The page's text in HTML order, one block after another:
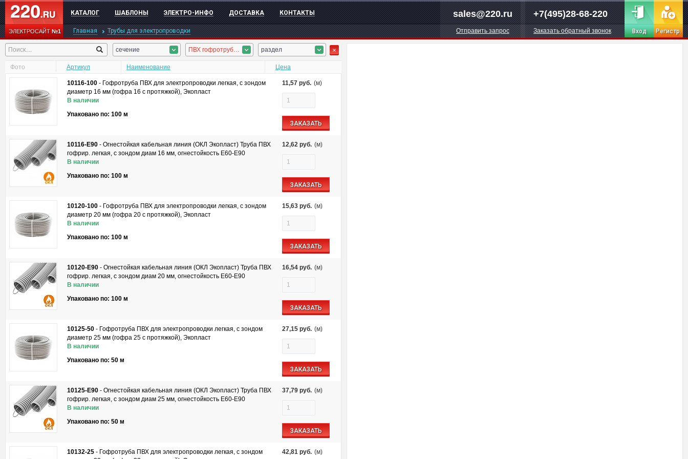
ЭЛЕКТРОСАЙТ№1
КАТАЛОГ ШАБЛОНЫ ЭЛЕКТРО-ИНФО ДОСТАВКА КОНТАКТЫ sales@220.ru
Отправить запрос
+7(495)28-68-220
Заказать обратный звонок Вход Регистр.
Главная Трубы для электропроводки
сечение ПВХ гофротруба, ПВХ труба раздел
Фото Артикул Наименование Цена
10116-100 - Гофротруба ПВХ для электропроводки легкая, с зондом
диаметр 16 мм (гофра 16 с протяжкой), Экопласт
В наличии
Упаковано по: 100 м
11,57 руб. (м)
ЗАКАЗАТЬ
10116-E90 - Огнестойкая кабельная линия (ОКЛ Экопласт) Труба ПВХ
гофрир. легкая, с зондом диам 16 мм, огнестойкость E60-E90
В наличии
Упаковано по: 100 м
12,62 руб. (м)
ЗАКАЗАТЬ
10120-100 - Гофротруба ПВХ для электропроводки легкая, с зондом
диаметр 20 мм (гофра 20 с протяжкой), Экопласт
В наличии
Упаковано по: 100 м
15,63 руб. (м)
ЗАКАЗАТЬ
10120-E90 - Огнестойкая кабельная линия (ОКЛ Экопласт) Труба ПВХ
гофрир. легкая, с зондом диам 20 мм, огнестойкость E60-E90
В наличии
Упаковано по: 100 м
16,54 руб. (м)
ЗАКАЗАТЬ
10125-50 - Гофротруба ПВХ для электропроводки легкая, с зондом
диаметр 25 мм (гофра 25 с протяжкой), Экопласт
В наличии
Упаковано по: 50 м
27,15 руб. (м)
ЗАКАЗАТЬ
10125-E90 - Огнестойкая кабельная линия (ОКЛ Экопласт) Труба ПВХ
гофрир. легкая, с зондом диам 25 мм, огнестойкость E60-E90
В наличии
Упаковано по: 50 м
37,79 руб. (м)
ЗАКАЗАТЬ
10132-25 - Гофротруба ПВХ для электропроводки легкая, с зондом
42,81 руб. (м)